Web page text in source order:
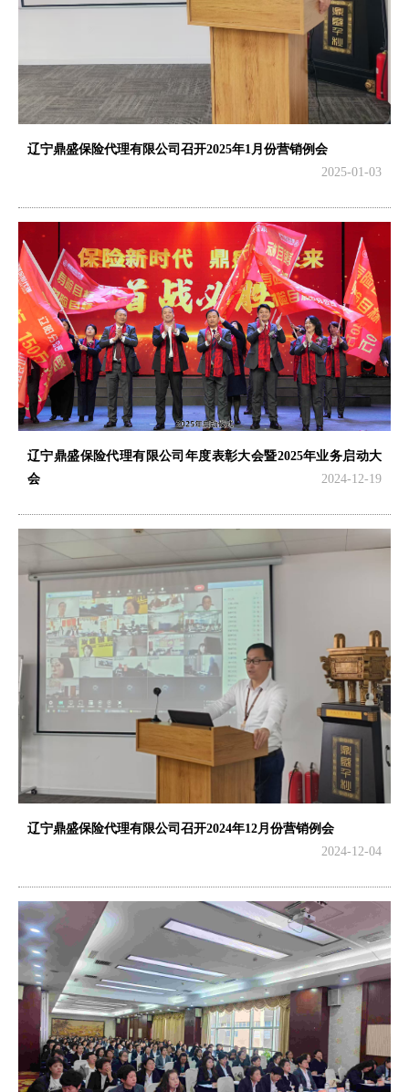
辽宁鼎盛保险代理有限公司召开2025年1月份营销例会
2025-01-03
辽宁鼎盛保险代理有限公司年度表彰大会暨2025年业务启动大
会
2024-12-19
辽宁鼎盛保险代理有限公司召开2024年12月份营销例会
2024-12-04